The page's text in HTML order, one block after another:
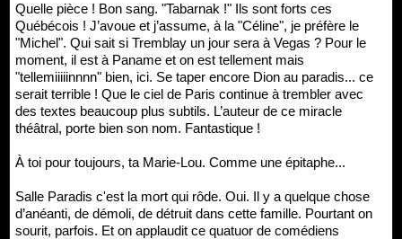
Quelle pièce ! Bon sang. "Tabarnak !" Ils sont forts ces
Québécois ! J’avoue et j’assume, à la "Céline", je préfère le
"Michel". Qui sait si Tremblay un jour sera à Vegas ? Pour le
moment, il est à Paname et on est tellement mais
"tellemiiiiinnnn" bien, ici. Se taper encore Dion au paradis... ce
serait terrible ! Que le ciel de Paris continue à trembler avec
des textes beaucoup plus subtils. L’auteur de ce miracle
théâtral, porte bien son nom. Fantastique !
À toi pour toujours, ta Marie-Lou. Comme une épitaphe...
Salle Paradis c'est la mort qui rôde. Oui. Il y a quelque chose
d’anéanti, de démoli, de détruit dans cette famille. Pourtant on
sourit, parfois. Et on applaudit ce quatuor de comédiens